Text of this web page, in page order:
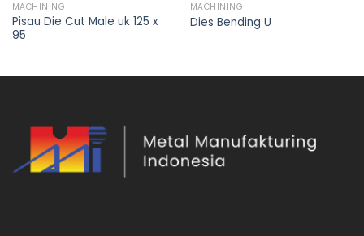
MACHINING
Pisau Die Cut Male uk 125 x
95
MACHINING
Dies Bending U